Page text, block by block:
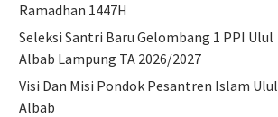
Ramadhan 1447H
Seleksi Santri Baru Gelombang 1 PPI Ulul
Albab Lampung TA 2026/2027
Visi Dan Misi Pondok Pesantren Islam Ulul
Albab